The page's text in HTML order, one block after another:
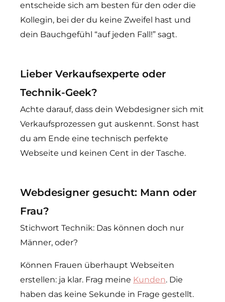
entscheide sich am besten für den oder die
Kollegin, bei der du keine Zweifel hast und
dein Bauchgefühl “auf jeden Fall!” sagt.
Lieber Verkaufsexperte oder
Technik-Geek?
Achte darauf, dass dein Webdesigner sich mit
Verkaufsprozessen gut auskennt. Sonst hast
du am Ende eine technisch perfekte
Webseite und keinen Cent in der Tasche.
Webdesigner gesucht: Mann oder
Frau?
Stichwort Technik: Das können doch nur
Männer, oder?
Können Frauen überhaupt Webseiten
erstellen: ja klar. Frag meine Kunden. Die
haben das keine Sekunde in Frage gestellt.